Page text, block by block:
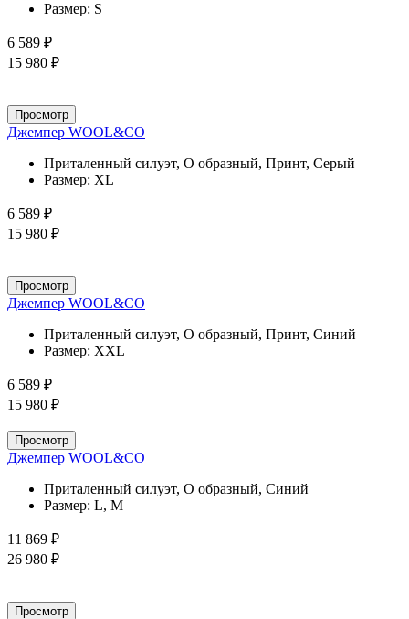
Размер: S
6 589 ₽
15 980 ₽
Просмотр
Джемпер WOOL&CO
Приталенный силуэт, О образный, Принт, Серый
Размер: XL
6 589 ₽
15 980 ₽
Просмотр
Джемпер WOOL&CO
Приталенный силуэт, О образный, Принт, Синий
Размер: XXL
6 589 ₽
15 980 ₽
Просмотр
Джемпер WOOL&CO
Приталенный силуэт, О образный, Синий
Размер: L, M
11 869 ₽
26 980 ₽
Просмотр